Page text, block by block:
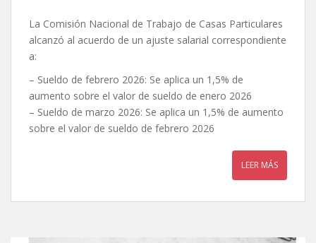
La Comisión Nacional de Trabajo de Casas Particulares
alcanzó al acuerdo de un ajuste salarial correspondiente
a:
– Sueldo de febrero 2026: Se aplica un 1,5% de
aumento sobre el valor de sueldo de enero 2026
– Sueldo de marzo 2026: Se aplica un 1,5% de aumento
sobre el valor de sueldo de febrero 2026
LEER MÁS